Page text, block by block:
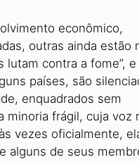
econômico,
outras ainda estão
contra a fome”, e
países, são
enquadrados sem
minoria frágil, cuja voz
vezes oficialmente,
alguns de seus